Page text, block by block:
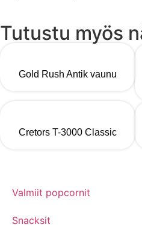
Tutustu myös
Gold Rush Antik vaunu
Cretors T-3000 Classic
Valmiit popcornit
Snacksit